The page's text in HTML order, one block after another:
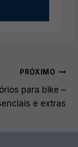
PRÓXIMO
para bike –
e extras